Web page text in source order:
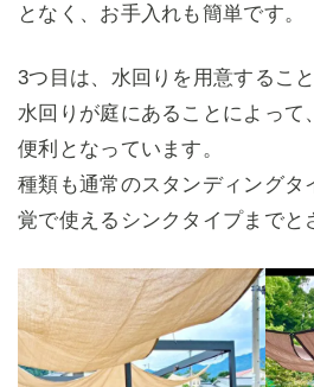
となく、お手入れも簡単です。
3つ目は、水回りを用意すること
水回りが庭にあることによって
便利となっています。
種類も通常のスタンディングタ
覚で使えるシンクタイプまでと